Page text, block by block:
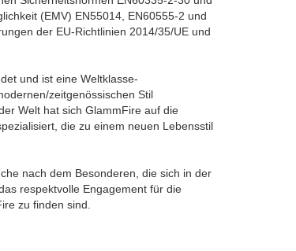
(EMV) EN55014, EN60555-2 und
der EU-Richtlinien 2014/35/UE und
und ist eine Weltklasse-
zeitgenössischen Stil
Welt hat sich GlammFire auf die
die zu einem neuen Lebensstil
nach dem Besonderen, die sich in der
respektvolle Engagement für die
zu finden sind.